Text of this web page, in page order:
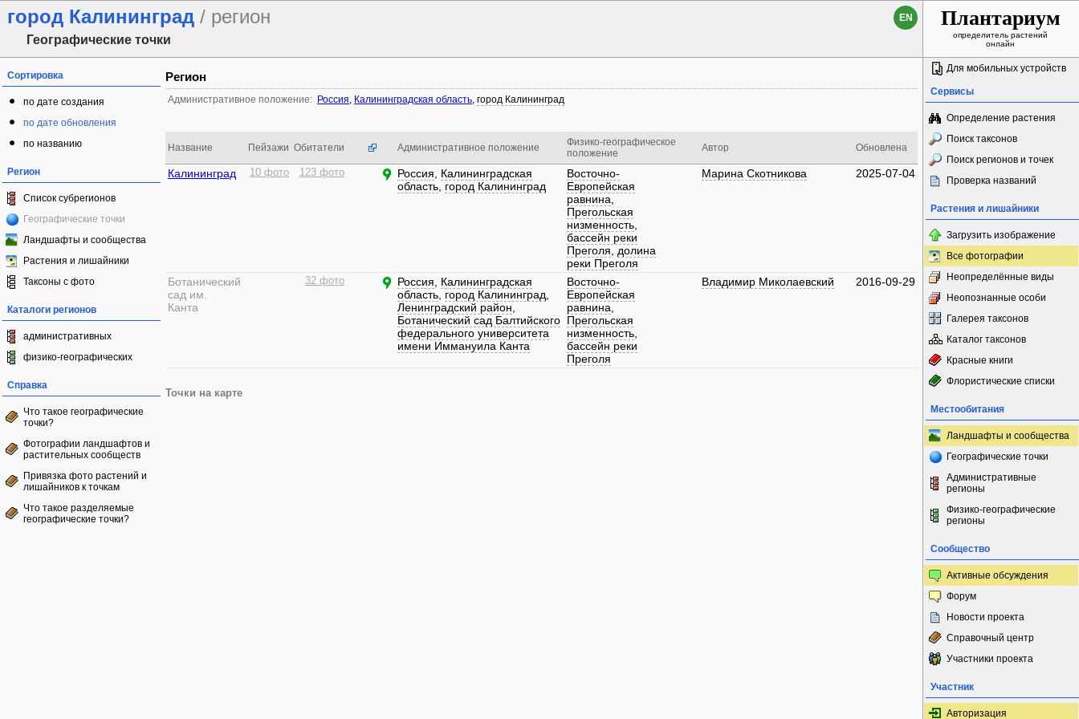
город Калининград / регион
Географические точки
EN Плантариум
определитель растений
онлайн
Сортировка
по дате создания
по дате обновления
по названию
Регион
Список субрегионов
Географические точки
Ландшафты и сообщества
Растения и лишайники
Таксоны с фото
Каталоги регионов
административных
физико-географических
Справка
Что такое географические
точки?
Фотографии ландшафтов и
растительных сообществ
Привязка фото растений и
лишайников к точкам
Что такое разделяемые
географические точки?
Регион
Административное положение: Россия, Калининградская область, город Калининград
Название Пейзажи Обитатели Административное положение
Физико-географическое
положение
Автор Обновлена
Калининград 10 фото 123 фото Россия
Калининградская
область город Калининград
Восточно-
Европейская
равнина
Прегольская
низменность
бассейн реки
Преголя
долина
реки Преголя
Марина Скотникова 2025-07-04
Ботанический
сад им.
Канта
32 фото Россия
Калининградская
область город Калининград
Ленинградский район
Ботанический сад Балтийского
федерального университета
имени Иммануила Канта
Восточно-
Европейская
равнина
Прегольская
низменность
бассейн реки
Преголя
Владимир Миколаевский 2016-09-29
Точки на карте
Для мобильных устройств
Сервисы
Определение растения
Поиск таксонов
Поиск регионов и точек
Проверка названий
Растения и лишайники
Загрузить изображение
Все фотографии
Неопределённые виды
Неопознанные особи
Галерея таксонов
Каталог таксонов
Красные книги
Флористические списки
Местообитания
Ландшафты и сообщества
Географические точки
Административные
регионы
Физико-географические
регионы
Сообщество
Активные обсуждения
Форум
Новости проекта
Справочный центр
Участники проекта
Участник
Авторизация